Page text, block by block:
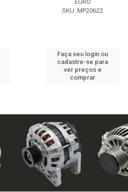
EURO
SKU: MP20622
Faça seu login ou
cadastre-se para
ver preços e
comprar